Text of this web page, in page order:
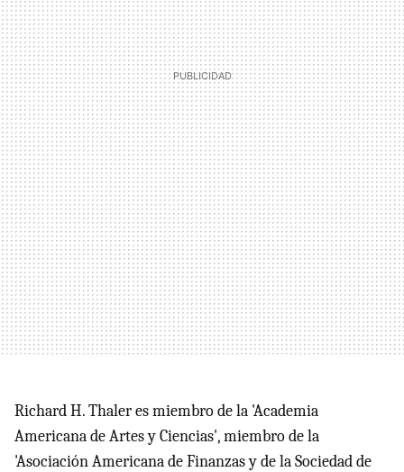
Richard H. Thaler es miembro de la 'Academia
Americana de Artes y Ciencias', miembro de la
'Asociación Americana de Finanzas y de la Sociedad de